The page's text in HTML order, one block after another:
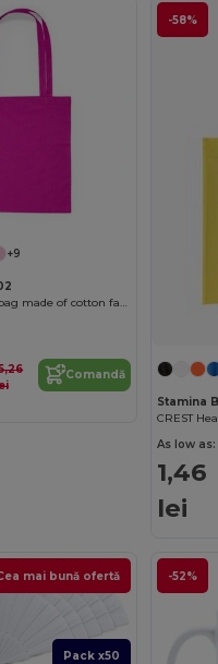
+9
Comandă
-58%
Stamina
CREST
As low as:
1,46
lei
mai bună ofertă
Pack x50
-52%